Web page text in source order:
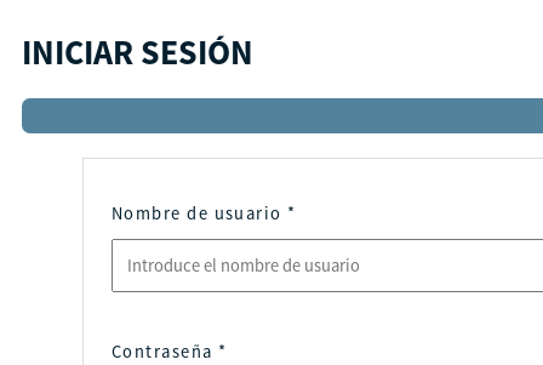
INICIAR SESIÓN
Nombre de usuario *
Contraseña *